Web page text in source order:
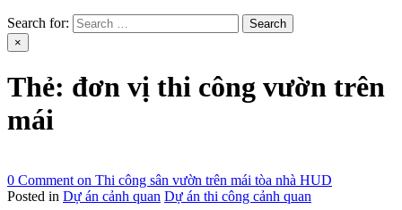
Search for:
×
Thẻ: đơn vị thi công vườn trên
mái
0 Comment on Thi công sân vườn trên mái tòa nhà HUD
Posted in Dự án cảnh quan Dự án thi công cảnh quan